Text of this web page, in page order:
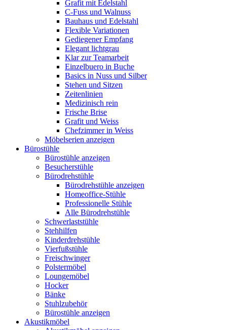
Grafit mit Edelstahl
C-Fuss und Walnuss
Bauhaus und Edelstahl
Flexible Variationen
Gediegener Empfang
Elegant lichtgrau
Klar zur Teamarbeit
Einzelbuero in Buche
Basics in Nuss und Silber
Stehen und Sitzen
Zeitenlinien
Medizinisch rein
Frische Brise
Grafit und Weiss
Chefzimmer in Weiss
Möbelserien anzeigen
Bürostühle
Bürostühle anzeigen
Besucherstühle
Bürodrehstühle
Bürodrehstühle anzeigen
Homeoffice-Stühle
Professionelle Stühle
Alle Bürodrehstühle
Schwerlaststühle
Stehhilfen
Kinderdrehstühle
Vierfußstühle
Freischwinger
Polstermöbel
Loungemöbel
Hocker
Bänke
Stuhlzubehör
Bürostühle anzeigen
Akustikmöbel